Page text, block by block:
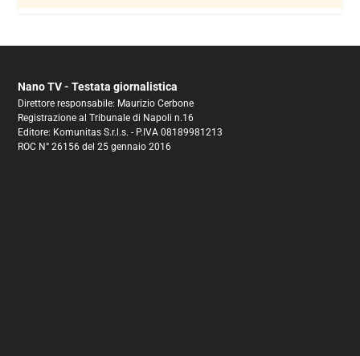
Nano TV - Testata giornalistica
Direttore responsabile: Maurizio Cerbone
Registrazione al Tribunale di Napoli n.16
Editore: Komunitas S.r.l.s. - P.IVA 08189981213
ROC N° 26156 del 25 gennaio 2016